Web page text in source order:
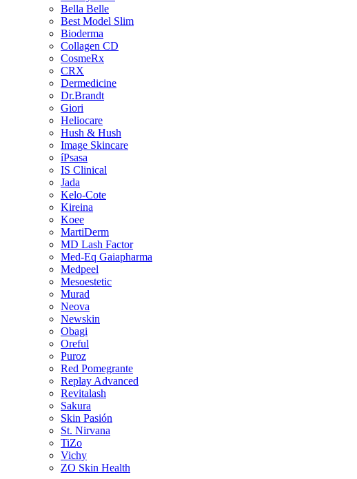
Bella Belle
Best Model Slim
Bioderma
Collagen CD
CosmeRx
CRX
Dermedicine
Dr.Brandt
Giori
Heliocare
Hush & Hush
Image Skincare
íPsasa
IS Clinical
Jada
Kelo-Cote
Kireina
Koee
MartiDerm
MD Lash Factor
Med-Eq Gaiapharma
Medpeel
Mesoestetic
Murad
Neova
Newskin
Obagi
Oreful
Puroz
Red Pomegrante
Replay Advanced
Revitalash
Sakura
Skin Pasión
St. Nirvana
TiZo
Vichy
ZO Skin Health